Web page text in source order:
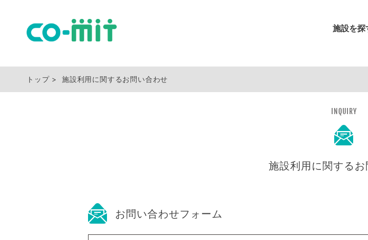
施設を探
トップ 施設利用に関するお問い合わせ
INQUIRY
施設利用に関する
お問い合わせフォーム